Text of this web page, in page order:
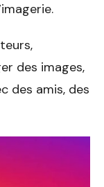
des images,
des amis, des